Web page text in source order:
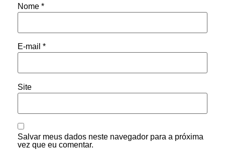
Nome *
E-mail *
Site
Salvar meus dados neste navegador para a próxima
vez que eu comentar.